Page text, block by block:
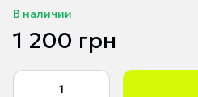
В наличии
1 200 грн